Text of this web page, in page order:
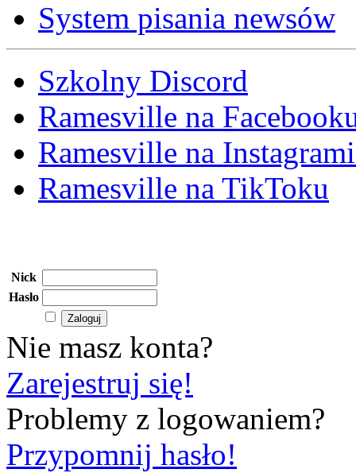
System pisania newsów
Szkolny Discord
Ramesville na
Ramesville na
Ramesville na TikToku
Nick
Hasło
Nie masz konta?
Zarejestruj się!
Problemy z logowaniem?
Przypomnij hasło!